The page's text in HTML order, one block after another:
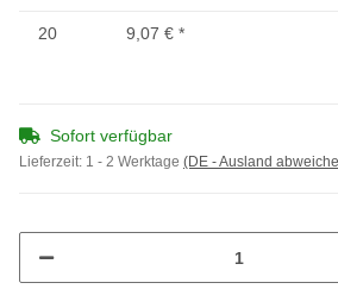
20 9,07 € *
Sofort verfügbar
Lieferzeit: 1 - 2 Werktage (DE - Ausland